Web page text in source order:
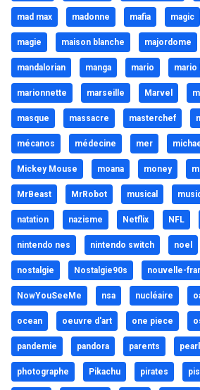
mad max madonne mafia magic
magie maison blanche majordome
mandalorian manga mario mario
marionnette marseille Marvel
masque massacre masterchef
mécanos médecine mer
Mickey Mouse moana money
MrBeast MrRobot musical
natation nazisme Netflix NFL
nintendo nes nintendo switch noel
nostalgie Nostalgie90s nouvelle-
NowYouSeeMe nsa nucléaire
ocean oeuvre d'art one piece
pandemie pandora parents
photographe Pikachu pirates